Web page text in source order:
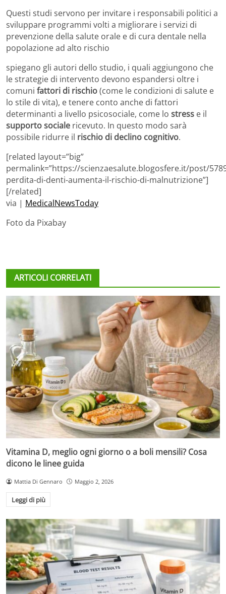
Questi studi servono per invitare i responsabili politici a
sviluppare programmi volti a migliorare i servizi di
prevenzione della salute orale e di cura dentale nella
popolazione ad alto rischio
spiegano gli autori dello studio, i quali aggiungono che
le strategie di intervento devono espandersi oltre i
comuni fattori di rischio(come le condizioni di salute e
lo stile di vita), e tenere conto anche di fattori
determinanti a livello psicosociale, come lo stress e il
supporto sociale ricevuto. In questo modo sarà
possibile ridurre il rischio di declino cognitivo.
[related layout=”big”
permalink=”https://scienzaesalute.blogosfere.it/post/
perdita-di-denti-aumenta-il-rischio-di-malnutrizione”]
[/related]
via | MedicalNewsToday
Foto da Pixabay
ARTICOLI CORRELATI
Vitamina D, meglio ogni giorno o a boli mensili? Cosa
dicono le linee guida
Mattia Di Gennaro Maggio 2, 2026
Leggi di più